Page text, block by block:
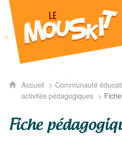
Accueil Communauté
activités pédagogiques
Fiche